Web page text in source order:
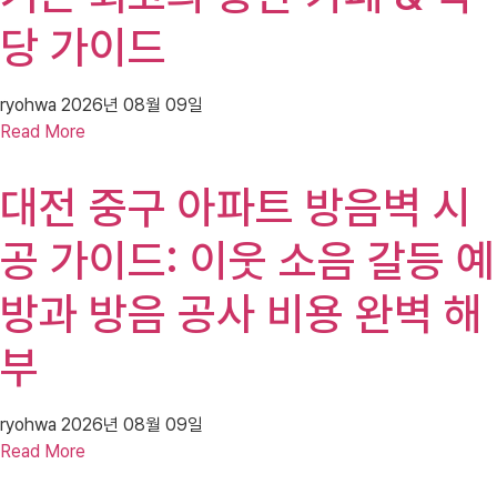
당 가이드
ryohwa 2026년 08월 09일
Read More
대전 중구 아파트 방음벽 시
공 가이드: 이웃 소음 갈등 예
방과 방음 공사 비용 완벽 해
부
ryohwa 2026년 08월 09일
Read More